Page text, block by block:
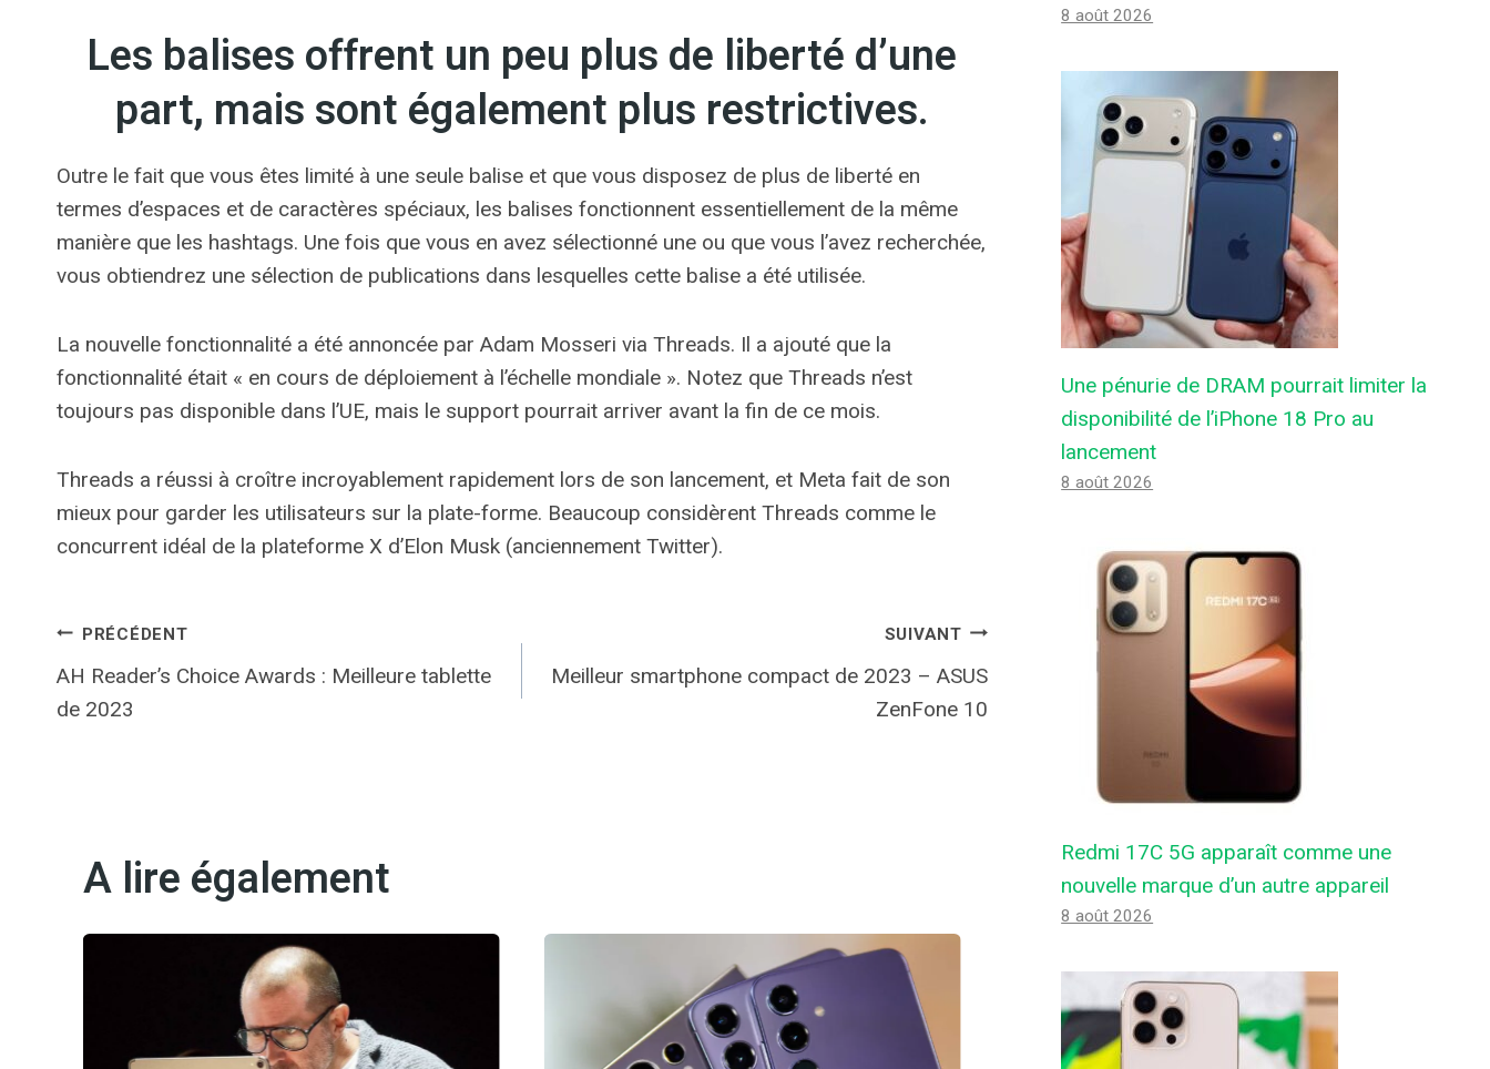
Les balises offrent un peu plus de liberté d’une
part, mais sont également plus restrictives.
Outre le fait que vous êtes limité à une seule balise et que vous disposez de plus de liberté en
termes d’espaces et de caractères spéciaux, les balises fonctionnent essentiellement de la même
manière que les hashtags. Une fois que vous en avez sélectionné une ou que vous l’avez recherchée,
vous obtiendrez une sélection de publications dans lesquelles cette balise a été utilisée.
La nouvelle fonctionnalité a été annoncée par Adam Mosseri via Threads. Il a ajouté que la
fonctionnalité était « en cours de déploiement à l’échelle mondiale ». Notez que Threads n’est
toujours pas disponible dans l’UE, mais le support pourrait arriver avant la fin de ce mois.
Threads a réussi à croître incroyablement rapidement lors de son lancement, et Meta fait de son
mieux pour garder les utilisateurs sur la plate-forme. Beaucoup considèrent Threads comme le
concurrent idéal de la plateforme X d’Elon Musk (anciennement Twitter).
Navigation
de
PRÉCÉDENT
AH Reader’s Choice Awards : Meilleure tablette
de 2023
SUIVANT
Meilleur smartphone compact de 2023 – ASUS
ZenFone 10
A lire également
8 août 2026
Une pénurie de DRAM pourrait limiter la
disponibilité de l’iPhone 18 Pro au
lancement
8 août 2026
Redmi 17C 5G apparaît comme une
nouvelle marque d’un autre appareil
8 août 2026